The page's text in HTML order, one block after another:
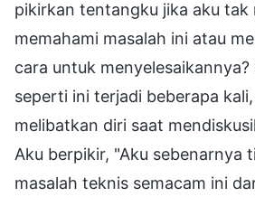
pikirkan tentangku jika aku tak
memahami masalah ini atau
cara untuk menyelesaikannya?
seperti ini terjadi beberapa
melibatkan diri saat
Aku berpikir, "Aku sebenarnya
masalah teknis semacam ini